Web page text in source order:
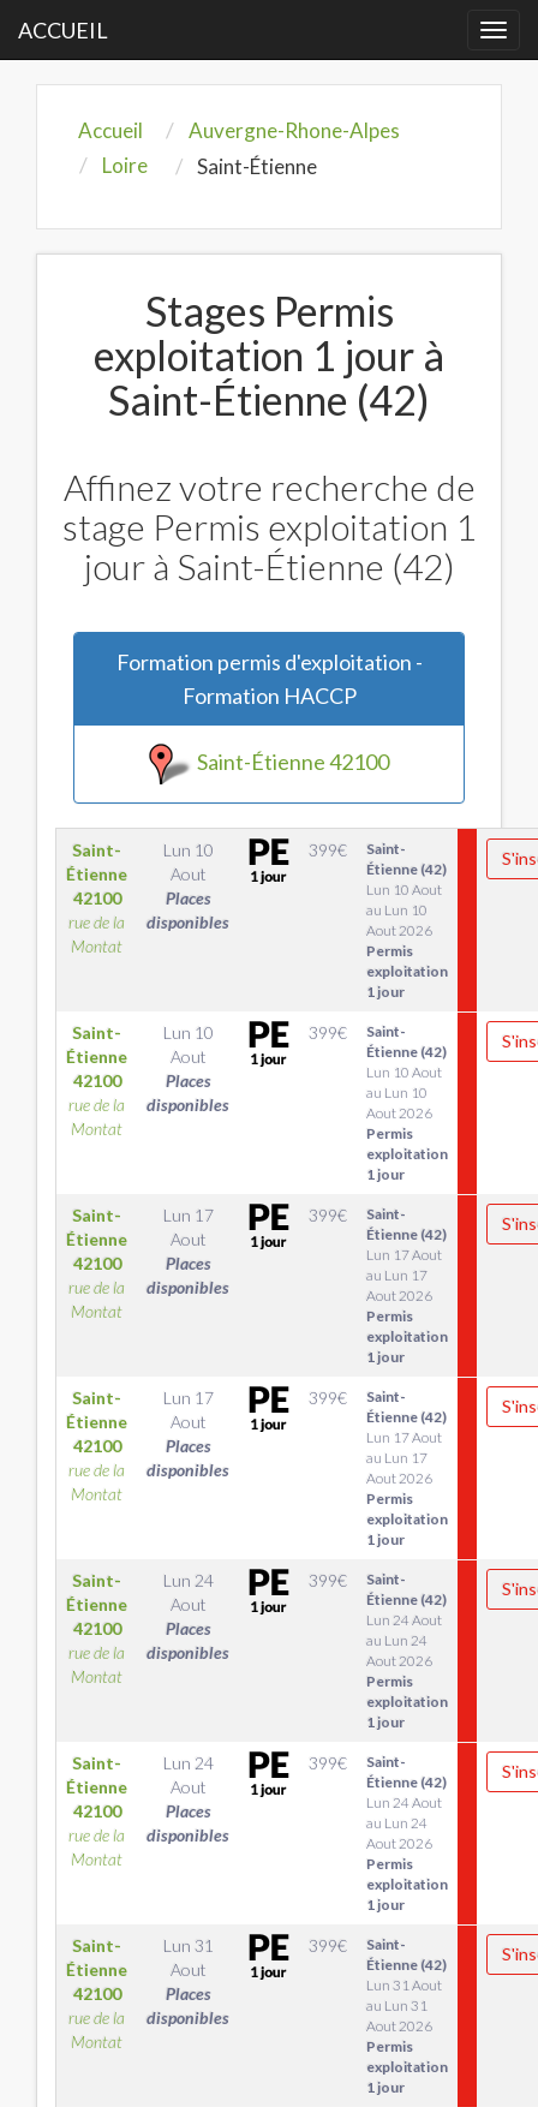
ACCUEIL
Accueil
Auvergne-Rhone-Alpes
Loire
Saint-Étienne
Stages Permis
exploitation 1 jour à
Saint-Étienne (42)
Affinez votre recherche de
stage Permis exploitation 1
jour à Saint-Étienne (42)
Formation permis d'exploitation -
Formation HACCP
Saint-Étienne 42100
Saint-
Étienne
42100
rue de la
Montat
Lun 10
Aout
Places
disponibles
399€
Saint-
Étienne (42)
Lun 10 Aout
au Lun 10
Aout 2026
Permis
exploitation
1 jour
Saint-
Étienne
42100
rue de la
Montat
Lun 10
Aout
Places
disponibles
399€
Saint-
Étienne (42)
Lun 10 Aout
au Lun 10
Aout 2026
Permis
exploitation
1 jour
Saint-
Étienne
42100
rue de la
Montat
Lun 17
Aout
Places
disponibles
399€
Saint-
Étienne (42)
Lun 17 Aout
au Lun 17
Aout 2026
Permis
exploitation
1 jour
Saint-
Étienne
42100
rue de la
Montat
Lun 17
Aout
Places
disponibles
399€
Saint-
Étienne (42)
Lun 17 Aout
au Lun 17
Aout 2026
Permis
exploitation
1 jour
Saint-
Étienne
42100
rue de la
Montat
Lun 24
Aout
Places
disponibles
399€
Saint-
Étienne (42)
Lun 24 Aout
au Lun 24
Aout 2026
Permis
exploitation
1 jour
Saint-
Étienne
42100
rue de la
Montat
Lun 24
Aout
Places
disponibles
399€
Saint-
Étienne (42)
Lun 24 Aout
au Lun 24
Aout 2026
Permis
exploitation
1 jour
Saint-
Étienne
42100
rue de la
Montat
Lun 31
Aout
Places
disponibles
399€
Saint-
Étienne (42)
Lun 31 Aout
au Lun 31
Aout 2026
Permis
exploitation
1 jour